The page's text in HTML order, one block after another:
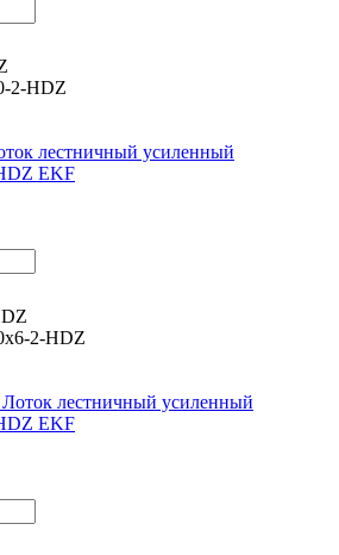
2-HDZ
лестничный усиленный
EKF
2-HDZ
лестничный усиленный
EKF